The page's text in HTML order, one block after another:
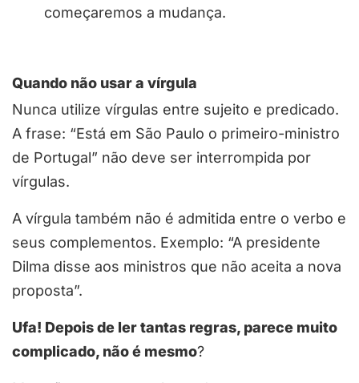
começaremos a mudança.
Quando não usar a vírgula
Nunca utilize vírgulas entre sujeito e predicado.
A frase: “Está em São Paulo o primeiro-ministro
de Portugal” não deve ser interrompida por
vírgulas.
A vírgula também não é admitida entre o verbo e
seus complementos. Exemplo: “A presidente
Dilma disse aos ministros que não aceita a nova
proposta”.
Ufa! Depois de ler tantas regras, parece muito
complicado, não é mesmo?